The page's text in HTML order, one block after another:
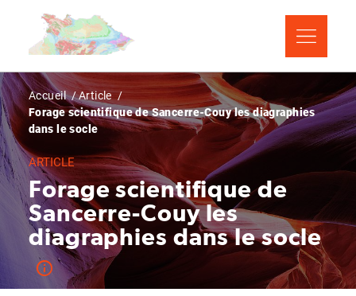
contenu
Fil
d'Ariane
Accueil
Article
Forage scientifique de Sancerre-Couy les diagraphies
dans le socle
ARTICLE
Forage scientifique de
Sancerre-Couy les
diagraphies dans le socle